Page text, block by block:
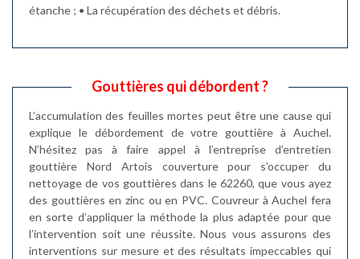
étanche ; • La récupération des déchets et débris.
Gouttières qui débordent ?
L’accumulation des feuilles mortes peut être une cause qui
explique le débordement de votre gouttière à Auchel.
N’hésitez pas à faire appel à l’entreprise d’entretien
gouttière Nord Artois couverture pour s’occuper du
nettoyage de vos gouttières dans le 62260, que vous ayez
des gouttières en zinc ou en PVC. Couvreur à Auchel fera
en sorte d’appliquer la méthode la plus adaptée pour que
l’intervention soit une réussite. Nous vous assurons des
interventions sur mesure et des résultats impeccables qui